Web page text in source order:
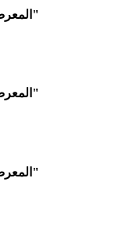
المعرض الفني جسر الزرقاء - "قصة بلد على البحر"
المعرض الفني جسر الزرقاء - "قصة بلد على البحر"
المعرض الفني جسر الزرقاء - "قصة بلد على البحر"